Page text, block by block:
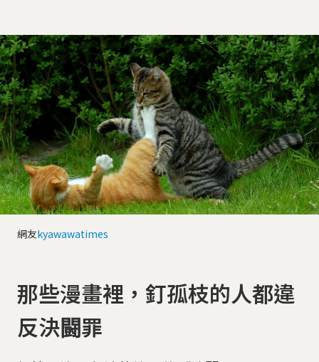
網友kyawawatimes
那些漫畫裡，釘孤枝的人都違
反決闘罪